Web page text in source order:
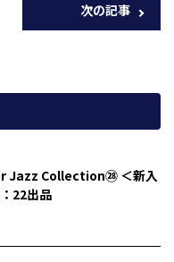
次の記事
Jazz Collection㉘ ＜新入
22出品